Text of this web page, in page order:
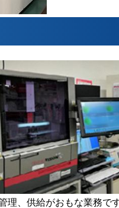
理、供給がおもな業務で